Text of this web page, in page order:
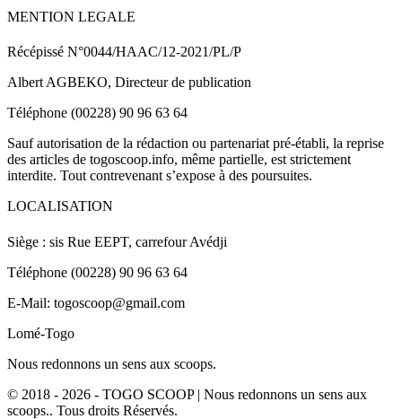
MENTION LEGALE
Récépissé N°0044/HAAC/12-2021/PL/P
Albert AGBEKO, Directeur de publication
Téléphone (00228) 90 96 63 64
Sauf autorisation de la rédaction ou partenariat pré-établi, la reprise
des articles de togoscoop.info, même partielle, est strictement
interdite. Tout contrevenant s’expose à des poursuites.
LOCALISATION
Siège : sis Rue EEPT, carrefour Avédji
Téléphone (00228) 90 96 63 64
E-Mail: togoscoop@gmail.com
Lomé-Togo
Nous redonnons un sens aux scoops.
© 2018 - 2026 - TOGO SCOOP | Nous redonnons un sens aux
scoops.. Tous droits Réservés.